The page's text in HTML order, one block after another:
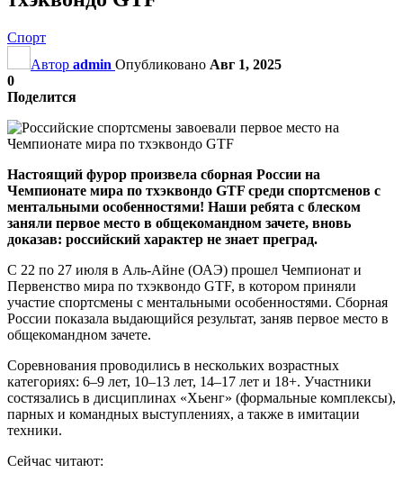
Спорт
Автор admin Опубликовано Авг 1, 2025
0
Поделится
Настоящий фурор произвела сборная России на
Чемпионате мира по тхэквондо GTF среди спортсменов с
ментальными особенностями! Наши ребята с блеском
заняли первое место в общекомандном зачете, вновь
доказав: российский характер не знает преград.
С 22 по 27 июля в Аль-Айне (ОАЭ) прошел Чемпионат и
Первенство мира по тхэквондо GTF, в котором приняли
участие спортсмены с ментальными особенностями. Сборная
России показала выдающийся результат, заняв первое место в
общекомандном зачете.
Соревнования проводились в нескольких возрастных
категориях: 6–9 лет, 10–13 лет, 14–17 лет и 18+. Участники
состязались в дисциплинах «Хьенг» (формальные комплексы),
парных и командных выступлениях, а также в имитации
техники.
Сейчас читают: